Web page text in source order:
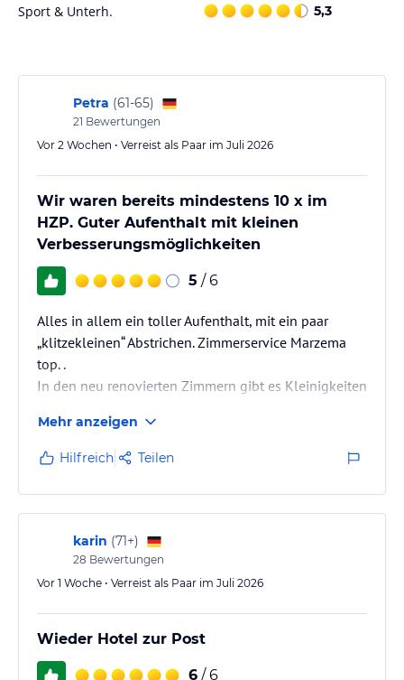
- Bar "Captain`s Lounge" mit spritzigen Cocktails und erlesen
Alles ist hier auf Ihr Wohlbefinden ausgerichtet.
musikalische Highlights. Zudem bietet unser Haus interessante
Veranstaltungen, Ausflüge und viele Kontakte zu vielfältigen
Angeboten.
Für Ihre Entspannung steht Ihnen der großzügige KAISER SPA
Wellness- und Beautybereich mit 19 individuellen
Anwendungsräumen und umfangreichen Wellnessangeboten zur
Sonstige Einrichtungen und Services
Unser Haus bietet Ihnen umfangreichen Serviceleistungen, wie z.B.
- Sekreteriatsservice
- Wäsche- und Reinigungsservice etc.
lies vor der Buchung die verbindlichen
jeweiligen Veranstalters.
Sport & Unterh. 5,3
Petra (61-65)
21 Bewertungen
Vor 2 Wochen • Verreist als Paar im Juli 2026
Wir waren bereits mindestens 10 x im
HZP. Guter Aufenthalt mit kleinen
Verbesserungsmöglichkeiten
5 / 6
Alles in allem ein toller Aufenthalt, mit ein paar
„klitzekleinen“ Abstrichen. Zimmerservice Marzema
top. .
In den neu renovierten Zimmern gibt es Kleinigkeiten
Restaurant beim Frühstück und Abendessen.
Mehr anzeigen
Hilfreich Teilen
karin (71+)
28 Bewertungen
Vor 1 Woche • Verreist als Paar im Juli 2026
Wieder Hotel zur Post
6 / 6